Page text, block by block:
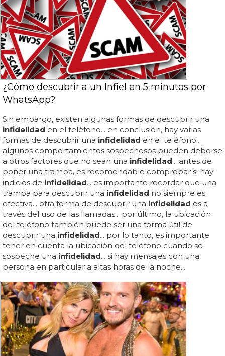
¿Cómo descubrir a un Infiel en 5 minutos por
WhatsApp?
Sin embargo, existen algunas formas de descubrir una
infidelidad en el teléfono... en conclusión, hay varias
formas de descubrir una infidelidad en el teléfono...
algunos comportamientos sospechosos pueden deberse
a otros factores que no sean una infidelidad... antes de
poner una trampa, es recomendable comprobar si hay
indicios de infidelidad... es importante recordar que una
trampa para descubrir una infidelidad no siempre es
efectiva... otra forma de descubrir una infidelidad es a
través del uso de las llamadas... por último, la ubicación
del teléfono también puede ser una forma útil de
descubrir una infidelidad... por lo tanto, es importante
tener en cuenta la ubicación del teléfono cuando se
sospeche una infidelidad... si hay mensajes con una
persona en particular a altas horas de la noche...